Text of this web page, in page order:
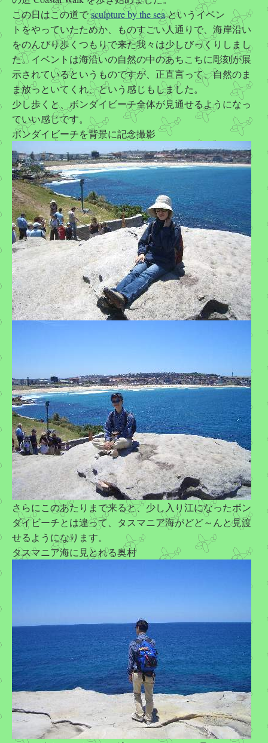
この日はこの道でsculpture by the seaというイベン
トをやっていたためか、ものすごい人通りで、海岸沿い
をのんびり歩くつもりで来た我々は少しびっくりしまし
た。イベントは海沿いの自然の中のあちこちに彫刻が展
示されているというものですが、正直言って、自然のま
ま放っといてくれ、という感じもしました。
少し歩くと、ボンダイビーチ全体が見通せるようになっ
ていい感じです。
ボンダイビーチを背景に記念撮影
さらにこのあたりまで来ると、少し入り江になったボン
ダイビーチとは違って、タスマニア海がどど～んと見渡
せるようになります。
タスマニア海に見とれる奥村